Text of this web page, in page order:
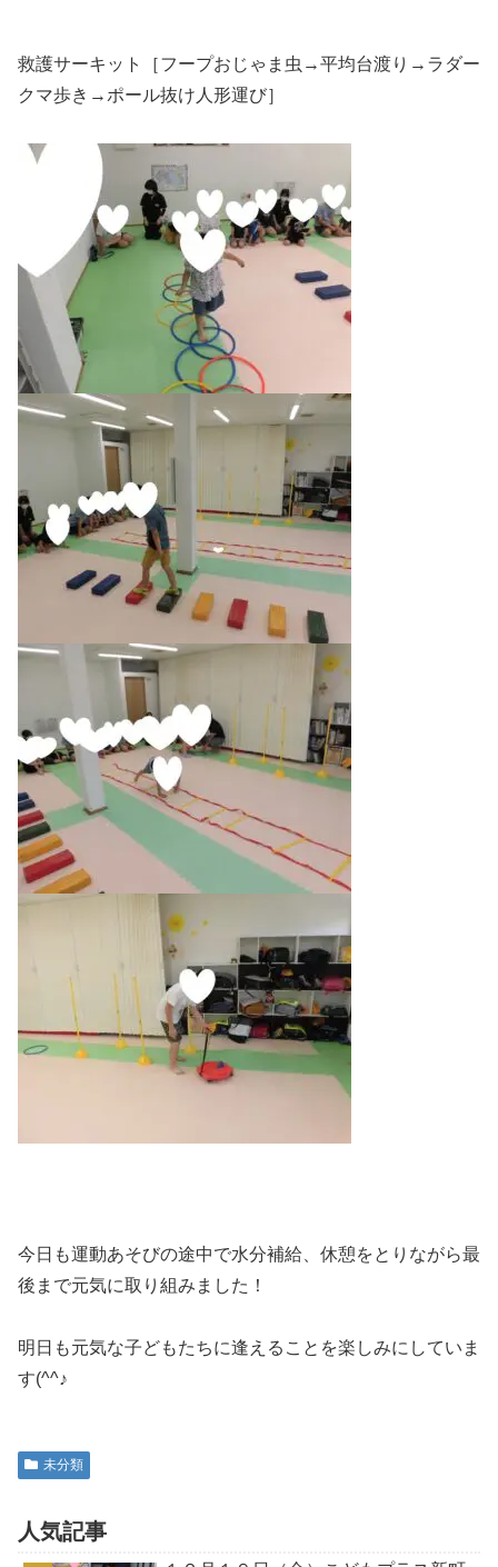
救護サーキット［フープおじゃま虫→平均台渡り→ラダー
クマ歩き→ポール抜け人形運び］
今日も運動あそびの途中で水分補給、休憩をとりながら最
後まで元気に取り組みました！
明日も元気な子どもたちに逢えることを楽しみにしていま
す(^^♪
未分類
人気記事